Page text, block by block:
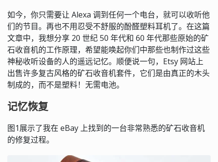
如今，你只需要让 Alexa 调到任何一个电台，就可以收听他
们的节目。再也不用忍受不舒服的酚醛塑料耳机了。在这篇
文章中，我想分享 20 世纪 50 年代和 60 年代那些原始的矿
石收音机的工作原理，希望能唤起你们中那些也制作过这些
神秘收听设备的人的遥远记忆。顺便说一句，Etsy 网站上
出售许多复古风格的矿石收音机套件，它们是由真正的木头
制成的，而不是塑料！无需电池。
记忆恢复
图1展示了我在 eBay 上找到的一台非常熟悉的矿石收音机
的修复过程。